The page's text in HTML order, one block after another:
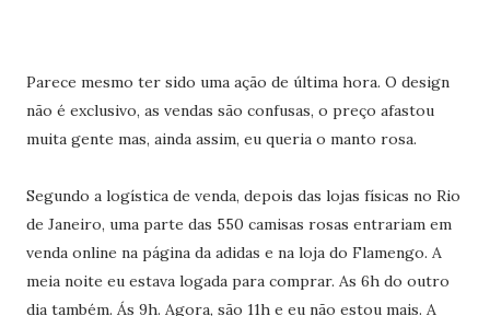
Parece mesmo ter sido uma ação de última hora. O design
não é exclusivo, as vendas são confusas, o preço afastou
muita gente mas, ainda assim, eu queria o manto rosa.
Segundo a logística de venda, depois das lojas físicas no Rio
de Janeiro, uma parte das 550 camisas rosas entrariam em
venda online na página da adidas e na loja do Flamengo. A
meia noite eu estava logada para comprar. As 6h do outro
dia também. Ás 9h. Agora, são 11h e eu não estou mais. A